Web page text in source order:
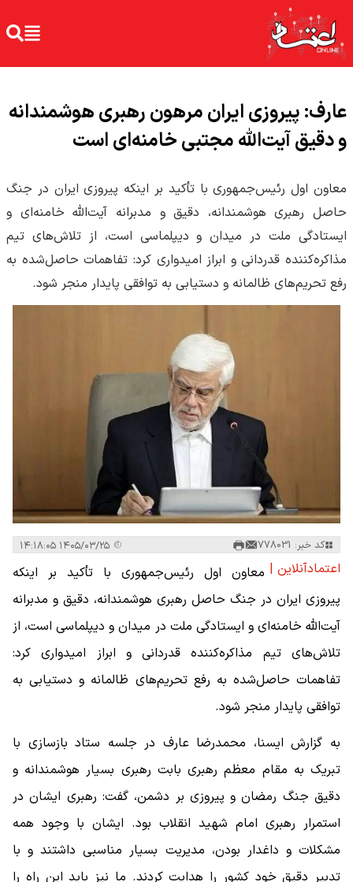
عارف: پیروزی ایران مرهون رهبری هوشمندانه
و دقیق آیت‌الله مجتبی خامنه‌ای است
معاون اول رئیس‌جمهوری با تأکید بر اینکه پیروزی ایران در جنگ
حاصل رهبری هوشمندانه، دقیق و مدبرانه آیت‌الله خامنه‌ای و
ایستادگی ملت در میدان و دیپلماسی است، از تلاش‌های تیم
مذاکره‌کننده قدردانی و ابراز امیدواری کرد: تفاهمات حاصل‌شده به
رفع تحریم‌های ظالمانه و دستیابی به توافقی پایدار منجر شود.
کد خبر: 778031
اعتمادآنلاین | معاون اول رئیس‌جمهوری با تأکید بر اینکه
پیروزی ایران در جنگ حاصل رهبری هوشمندانه، دقیق و مدبرانه
آیت‌الله خامنه‌ای و ایستادگی ملت در میدان و دیپلماسی است، از
تلاش‌های تیم مذاکره‌کننده قدردانی و ابراز امیدواری کرد:
تفاهمات حاصل‌شده به رفع تحریم‌های ظالمانه و دستیابی به
توافقی پایدار منجر شود.
به گزارش ایسنا، محمدرضا عارف در جلسه ستاد بازسازی با
تبریک به مقام معظم رهبری بابت رهبری بسیار هوشمندانه و
دقیق جنگ رمضان و پیروزی بر دشمن، گفت: رهبری ایشان در
استمرار رهبری امام شهید انقلاب بود. ایشان با وجود همه
مشکلات و داغدار بودن، مدیریت بسیار مناسبی داشتند و با
تدبیر دقیق خود کشور را هدایت کردند. ما نیز باید این راه را